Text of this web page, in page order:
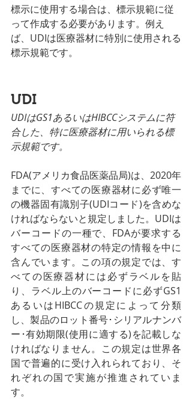
標示に使用する場合は、標示規範に従
って作成する必要があります。例え
ば、UDIは医療器材に特別に使用される
標示規範です。
UDI
UDIはGS1あるいはHIBCCシステムに符
合した、特に医療器材に用いられる標
示規範です。
FDA(アメリカ食品医薬品局)は、2020年
までに、すべての医療器材に必ず唯一
の機器固有識別子(UDIコード)を含めな
ければならないと規定しました。UDIは
バーコードの一種で、FDAが要求する
すべての医療器材の特定の情報を中に
含んでいます。この項の規定では、す
べての医療器材には必ずラベルを貼
り、ラベル上のバーコードに必ずGS1
あるいはHIBCCの規定によって分類
し、製品のロット番号･シリアルナンバ
ー･有効期限(使用に適する)を記載しな
ければなりません。この規定は世界各
国で普遍的に受け入れられており、そ
れぞれの国で実施が推進されていま
す。